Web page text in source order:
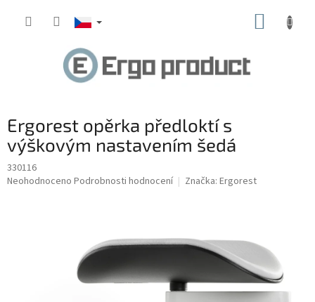
Ergorest opěrka předloktí s
výškovým nastavením šedá
330116
Průměrné
Neohodnoceno Podrobnosti hodnocení Značka: Ergorest